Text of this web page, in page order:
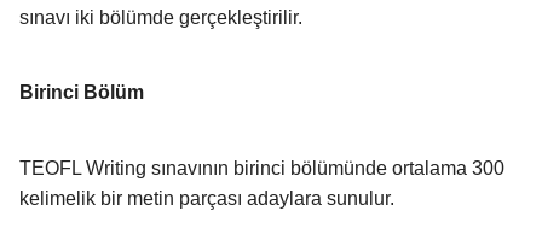
sınavı iki bölümde gerçekleştirilir.
Birinci Bölüm
TEOFL Writing sınavının birinci bölümünde ortalama 300
kelimelik bir metin parçası adaylara sunulur.